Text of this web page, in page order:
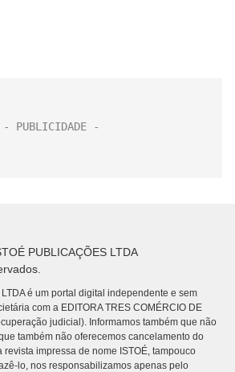
PUBLICAÇÕES LTDA
é um portal digital independente e sem
com a EDITORA TRES COMÉRCIO DE
judicial). Informamos também que não
também não oferecemos cancelamento do
impressa de nome ISTOÉ, tampouco
lo, nos responsabilizamos apenas pelo